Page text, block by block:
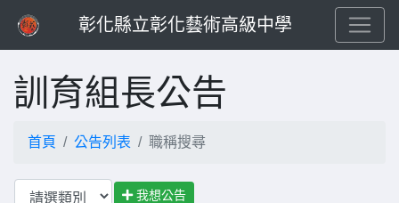
彰化縣立彰化藝術高級中學
訓育組長公告
首頁 公告列表 職稱搜尋
我想公告